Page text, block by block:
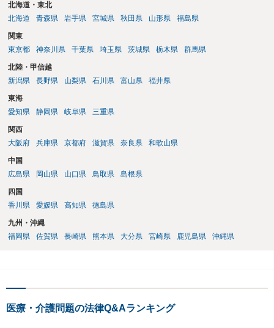
しょう。そうすると、金額については増額が見込まれるます。 以上述
べましたが、不妊治療における通院頻度、通院のタイミングの限定性
や診察、侵襲等の身体への負荷等の様々な負担は、相当程度女性側の
方が高いでしょう。奥様が（文面からご相談者様はご主人様と拝察し
をよく確認することが適切な解決に向かうためには重要だと考えま
す。
北海道・東北
北海道
青森県 岩手県 宮城県 秋田県 山形県 福島県
関東
東京都
神奈川県 千葉県 埼玉県 茨城県 栃木県 群馬県
北陸・甲信越
新潟県
長野県 山梨県 石川県 富山県 福井県
東海
愛知県
静岡県 岐阜県 三重県
関西
大阪府
兵庫県 京都府 滋賀県 奈良県 和歌山県
中国
広島県
岡山県 山口県 鳥取県 島根県
四国
香川県
愛媛県 高知県 徳島県
九州・沖縄
福岡県
佐賀県 長崎県 熊本県 大分県 宮崎県 鹿児島県 沖縄県
医療・介護問題の法律Q&Aランキング